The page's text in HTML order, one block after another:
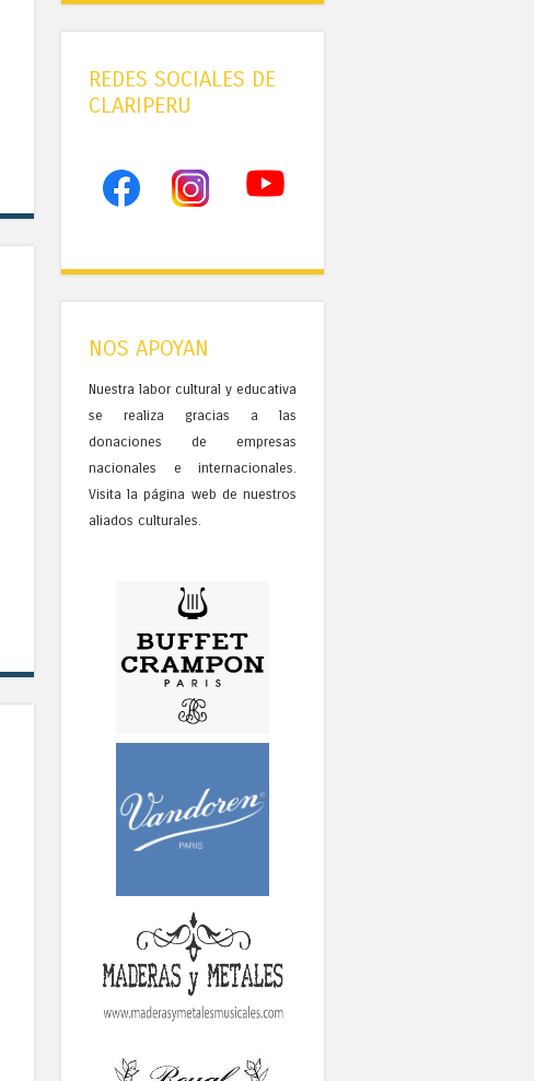
REDES SOCIALES DE
CLARIPERU
NOS APOYAN
Nuestra labor cultural y educativa
se realiza gracias a las
donaciones de empresas
nacionales e internacionales.
Visita la página web de nuestros
aliados culturales.